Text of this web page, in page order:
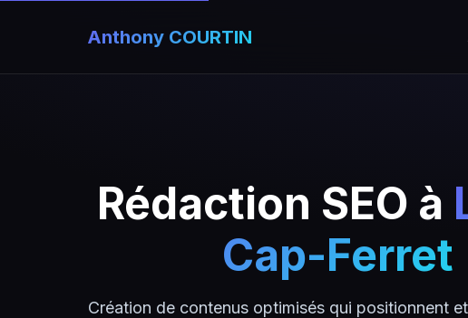
Anthony COURTIN
Rédaction SEO à
Cap-Ferret
Création de contenus optimisés qui positionnent